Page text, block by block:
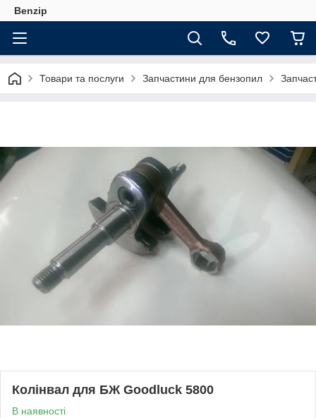
Benzip
Товари та послуги Запчастини для бензопил
Колінвал для БЖ Goodluck 5800
В наявності